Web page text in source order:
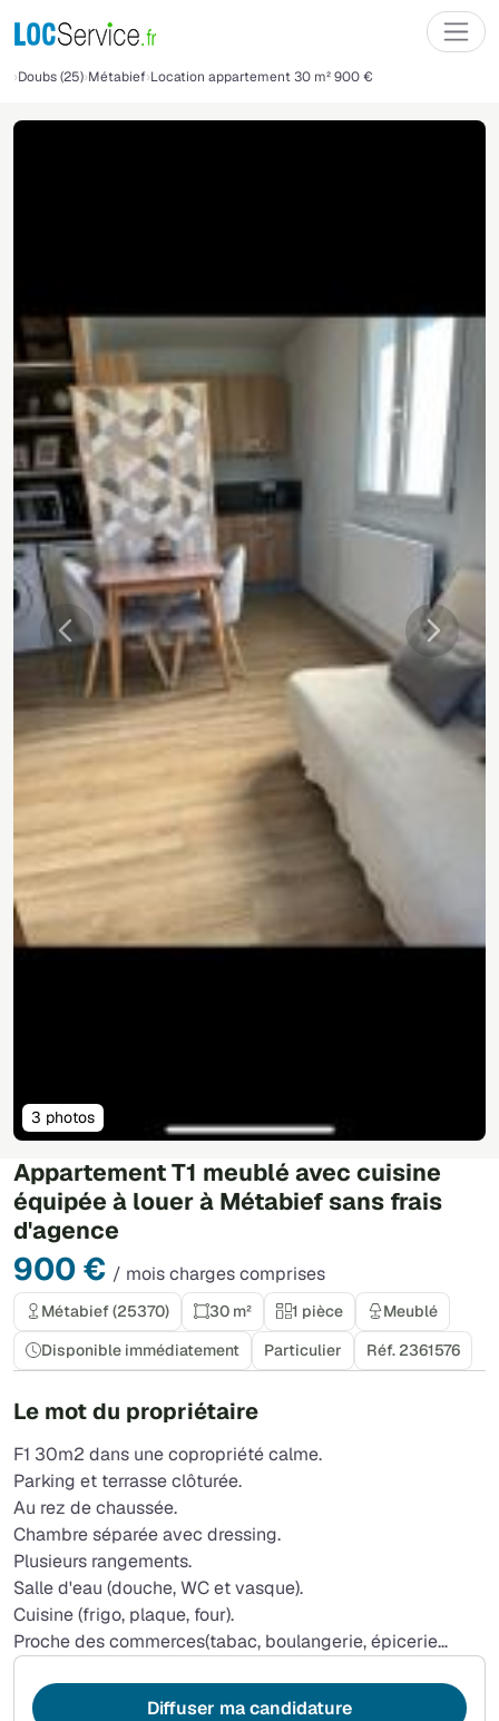
Doubs (25) Métabief Location appartement 30 m² 900 €
Appartement T1 meublé avec cuisine
équipée à louer à Métabief sans frais
d'agence
900 € / mois charges comprises
Précédente
3 photos
Métabief (25370) 30 m² 1 pièce
Meublé
Disponible immédiatement
Particulier Réf. 2361576
Le mot du propriétaire
F1 30m2 dans une copropriété calme.
Parking et terrasse clôturée.
Au rez de chaussée.
Chambre séparée avec dressing.
Plusieurs rangements.
Salle d'eau (douche, WC et vasque).
Cuisine (frigo, plaque, four).
Proche des commerces(tabac, boulangerie, épicerie…
Diffuser ma candidature